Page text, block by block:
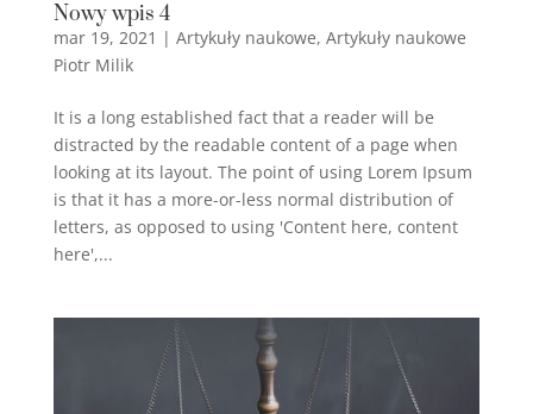
Nowy wpis 4
mar 19, 2021 | Artykuły naukowe, Artykuły naukowe
Piotr Milik
It is a long established fact that a reader will be
distracted by the readable content of a page when
looking at its layout. The point of using Lorem Ipsum
is that it has a more-or-less normal distribution of
letters, as opposed to using 'Content here, content
here',...